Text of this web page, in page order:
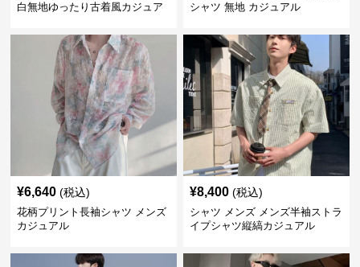
白無地ゆったり古着風カジュア
シャツ 無地 カジュアル
¥6,640 (税込)
花柄プリント長袖シャツ メンズ
カジュアル
¥8,400 (税込)
シャツ メンズ メンズ半袖ストラ
イプシャツ縦縞カジュアル